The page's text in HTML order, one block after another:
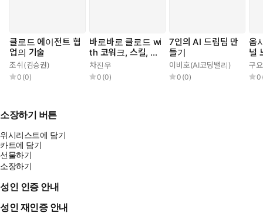
클로드 에이전트 협
업의 기술
조쉬(김승권)
0 (0)
바로바로 클로드 wi
th 코워크, 스킬, 클
로드 코드, 디자인
차진우
0 (0)
7인의 AI 드림팀 만
들기
이비호(AI코딩밸리)
0 (0)
옵
널
구
0
소장하기 버튼
위시리스트에 담기
카트에 담기
선물하기
소장하기
성인 인증 안내
성인 재인증 안내